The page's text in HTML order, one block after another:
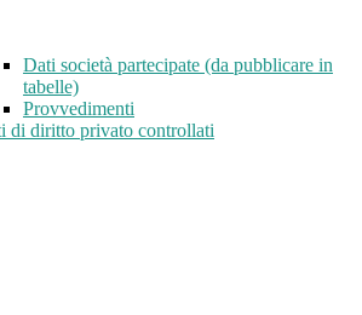
Dati società partecipate (da pubblicare in
tabelle)
Provvedimenti
di diritto privato controllati